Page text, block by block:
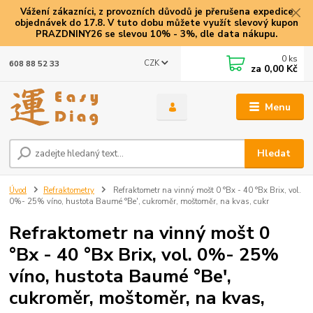
Vážení zákazníci, z provozních důvodů je přerušena expedice
objednávek do 17.8. V tuto dobu můžete využít slevový kupon
PRAZDNINY26 se slevou 10% - 3%, dle data nákupu.
Menu
CZK
Hledat
608 88 52 33 0 ks
za 0,00 Kč
Úvod Refraktometry
Refraktometr na vinný mošt 0 °Bx - 40 °Bx Brix, vol.
0%- 25% víno, hustota Baumé °Be', cukroměr, moštoměr, na kvas, cukr
Refraktometr na vinný mošt 0
°Bx - 40 °Bx Brix, vol. 0%- 25%
víno, hustota Baumé °Be',
cukroměr, moštoměr, na kvas,